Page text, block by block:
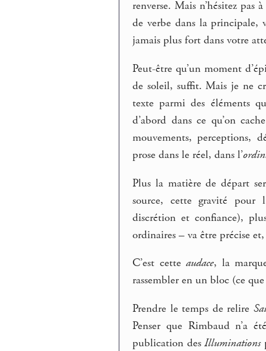
renverse. Mais n’hésitez pas
de verbe dans la principale,
jamais plus fort dans votre
Peut-être qu’un moment
de soleil, suffit. Mais je ne
texte parmi des éléments
d’abord dans ce qu’on
mouvements, perceptions,
prose dans le réel, dans l’
Plus la matière de départ
source, cette gravité pour
discrétion et confiance),
ordinaires – va être précise
C’est cetteaudace, la
rassembler en un bloc (ce
Prendre le temps de relire
Penser que Rimbaud n’a
publication desIlluminations